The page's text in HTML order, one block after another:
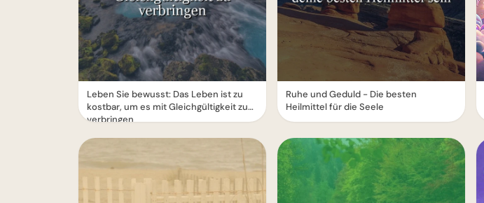
Leben Sie bewusst: Das Leben ist zu
kostbar, um es mit Gleichgültigkeit zu
verbringen
Ruhe und Geduld - Die besten
Heilmittel für die Seele